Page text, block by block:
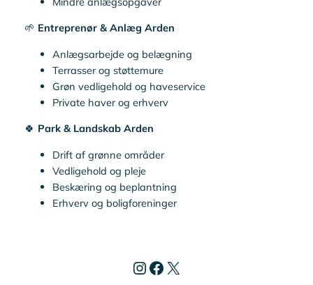
🌱 Entreprenør & Anlæg Arden
Anlægsarbejde og belægning
Terrasser og støttemure
Grøn vedligehold og haveservice
Private haver og erhverv
🍀 Park & Landskab Arden
Drift af grønne områder
Vedligehold og pleje
Beskæring og beplantning
Erhverv og boligforeninger
Instagram
Facebook
X